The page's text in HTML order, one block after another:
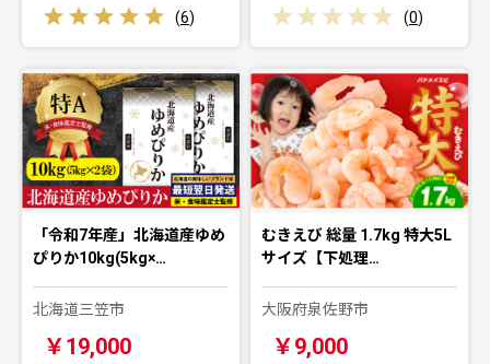
(6) (0)
「令和7年産」北海道産ゆめ
ぴりか10kg(5kg×…
北海道三笠市
￥19,000
むきえび 総量 1.7kg 特大5L
サイズ【下処理…
大阪府泉佐野市
￥9,000